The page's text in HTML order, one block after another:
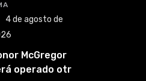
competirá”
4 de agosto de
McGregor
operado otra